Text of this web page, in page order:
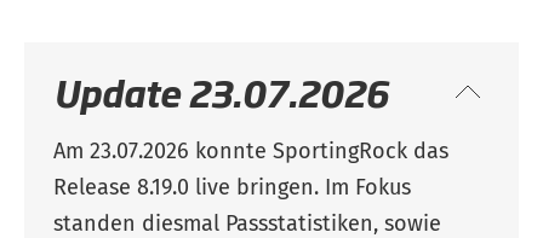
Update 23.07.2026
Am 23.07.2026 konnte SportingRock das
Release 8.19.0 live bringen. Im Fokus
standen diesmal Passstatistiken, sowie